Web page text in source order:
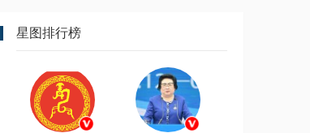
星图排行榜